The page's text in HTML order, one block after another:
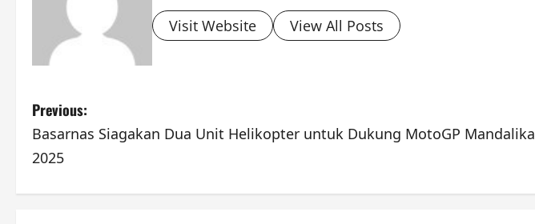
Visit Website View All Posts
P
o
Previous:
Basarnas Siagakan Dua Unit Helikopter untuk Dukung MotoGP Mandalika
2025